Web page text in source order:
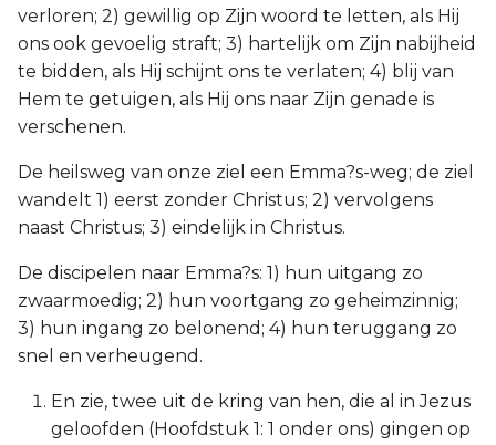
verloren; 2) gewillig op Zijn woord te letten, als Hij
ons ook gevoelig straft; 3) hartelijk om Zijn nabijheid
te bidden, als Hij schijnt ons te verlaten; 4) blij van
Hem te getuigen, als Hij ons naar Zijn genade is
verschenen.
De heilsweg van onze ziel een Emma?s-weg; de ziel
wandelt 1) eerst zonder Christus; 2) vervolgens
naast Christus; 3) eindelijk in Christus.
De discipelen naar Emma?s: 1) hun uitgang zo
zwaarmoedig; 2) hun voortgang zo geheimzinnig;
3) hun ingang zo belonend; 4) hun teruggang zo
snel en verheugend.
En zie, twee uit de kring van hen, die al in Jezus
geloofden (Hoofdstuk 1: 1 onder ons) gingen op